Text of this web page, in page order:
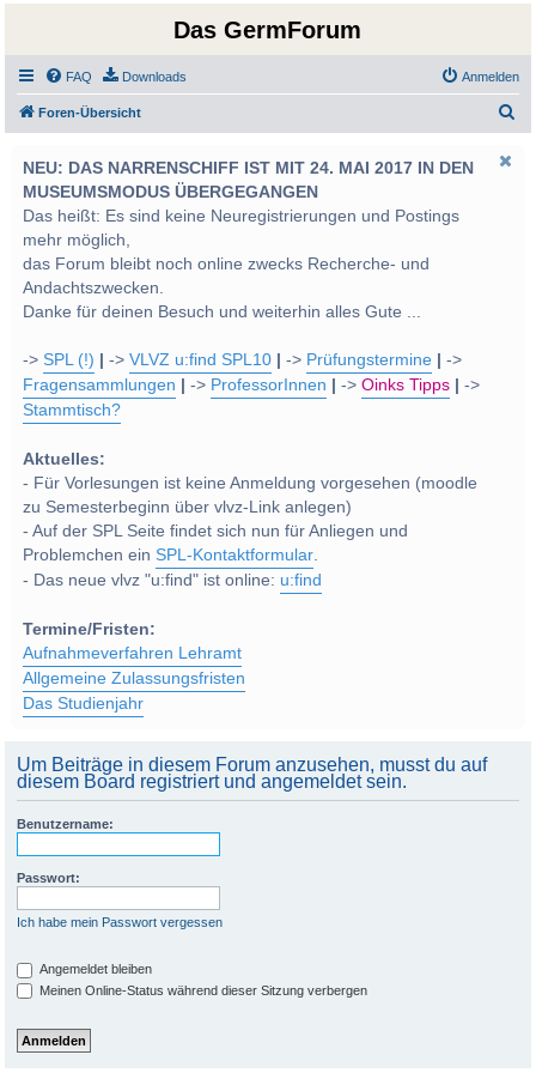
Das GermForum
FAQ Downloads Anmelden
Foren-Übersicht
NEU: DAS NARRENSCHIFF IST MIT 24. MAI 2017 IN DEN
MUSEUMSMODUS ÜBERGEGANGEN
Das heißt: Es sind keine Neuregistrierungen und Postings
mehr möglich,
das Forum bleibt noch online zwecks Recherche- und
Andachtszwecken.
Danke für deinen Besuch und weiterhin alles Gute ...
->SPL (!) ->VLVZ u:find SPL10 -> Prüfungstermine
->
Fragensammlungen
-> ProfessorInnen ->Oinks Tipps
->
Stammtisch?
Aktuelles:
- Für Vorlesungen ist keine Anmeldung vorgesehen (moodle
zu Semesterbeginn über vlvz-Link anlegen)
- Auf der SPL Seite findet sich nun für Anliegen und
Problemchen einSPL-Kontaktformular.
- Das neue vlvz "u:find" ist online: u:find
Termine/Fristen:
Aufnahmeverfahren Lehramt
Allgemeine Zulassungsfristen
Das Studienjahr
Um Beiträge in diesem Forum anzusehen, musst du auf
diesem Board registriert und angemeldet sein.
Benutzername:
Passwort:
Ich habe mein Passwort vergessen
Angemeldet bleiben
Meinen Online-Status während dieser Sitzung verbergen